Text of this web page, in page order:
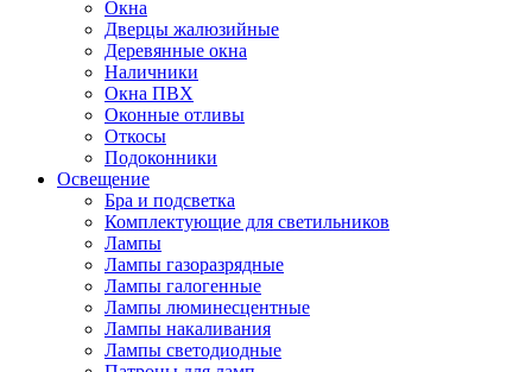
Окна
Дверцы жалюзийные
Деревянные окна
Наличники
Окна ПВХ
Оконные отливы
Откосы
Подоконники
Освещение
Бра и подсветка
Комплектующие для светильников
Лампы
Лампы газоразрядные
Лампы галогенные
Лампы люминесцентные
Лампы накаливания
Лампы светодиодные